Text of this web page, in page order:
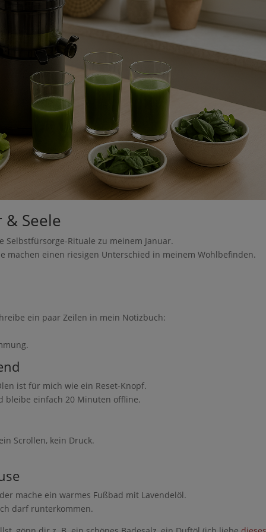
Seele
Selbstfürsorge-Rituale zu meinem Januar.
machen einen riesigen Unterschied in meinem Wohlbefinden.
ein paar Zeilen in mein Notizbuch:
ist für mich wie ein Reset-Knopf.
bleibe einfach 20 Minuten offline.
Scrollen, kein Druck.
mache ein warmes Fußbad mit Lavendelöl.
darf runterkommen.
Bearbeitung gemäß den